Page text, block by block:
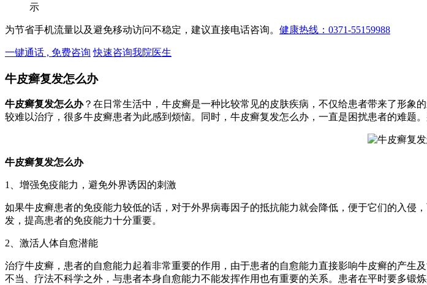
示
为节省手机流量以及避免移动访问不稳定，建议直接电话咨询。 健康热线：0371-55159988
一键通话 , 免费咨询 快速咨询我院医生
牛皮癣复发怎么办
牛皮癣复发怎么办？在日常生活中，牛皮癣是一种比较常见的皮肤疾病，不仅给患者带来了形象
较难以治疗，很多牛皮癣患者为此感到烦恼。同时，牛皮癣复发怎么办，一直是困扰患者的难题
牛皮癣复发怎么办
1、增强免疫能力，避免外界诱因的刺激
如果牛皮癣患者的免疫能力较低的话，对于外界病毒因子的抵抗能力就会降低，便于它们的入
发，提高患者的免疫能力十分重要。
2、激活人体自愈潜能
治疗牛皮癣，患者的自愈能力起着非常重要的作用，由于患者的自愈能力直接影响牛皮癣的产
不当、疗法不科学之外，与患者本身自愈能力不能发挥作用也有重要的关系。患者在平时要多锻